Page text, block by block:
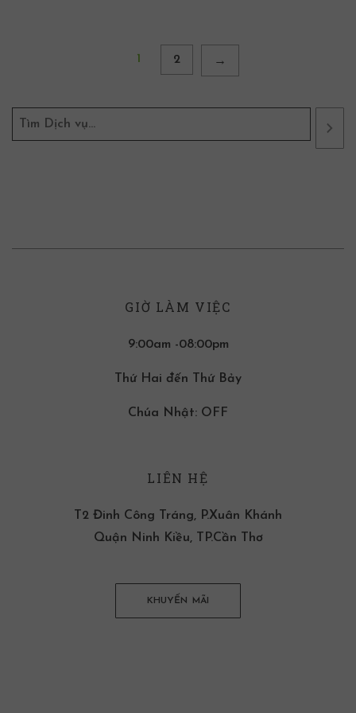
1 2 →
GIỜ LÀM VIỆC
9:00am -08:00pm
Thứ Hai đến Thứ Bảy
Chúa Nhật: OFF
LIÊN HỆ
T2 Đinh Công Tráng, P.Xuân Khánh
Quận Ninh Kiều, TP.Cần Thơ
KHUYẾN MÃI